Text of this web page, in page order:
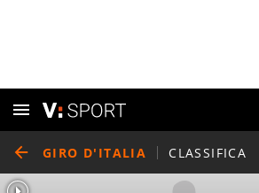
GIRO D'ITALIA CLASSIFICA